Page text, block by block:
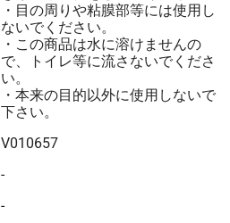
・目の周りや粘膜部等には使用し
ないでください。
・この商品は水に溶けませんの
で、トイレ等に流さないでくださ
い。
・本来の目的以外に使用しないで
下さい。
V010657
-
-